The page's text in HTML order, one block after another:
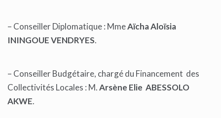
– Conseiller Diplomatique : MmeAïcha Aloïsia
ININGOUE VENDRYES.
– Conseiller Budgétaire, chargé du Financement des
Collectivités Locales : M.Arsène Elie ABESSOLO
AKWE.